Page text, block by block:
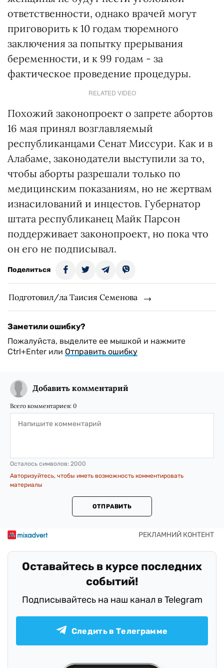
ответственности, однако врачей могут
приговорить к 10 годам тюремного
заключения за попытку прерывания
беременности, и к 99 годам - за
фактическое проведение процедуры.
RELATED VIDEO
Похожий законопроект о запрете абортов
16 мая принял возглавляемый
республиканцами Сенат Миссури. Как и в
Алабаме, законодатели выступили за то,
чтобы аборты разрешали только по
медицинским показаниям, но не жертвам
изнасилований и инцестов. Губернатор
штата республиканец Майк Парсон
поддерживает законопроект, но пока что
он его не подписывал.
Поделиться
Подготовил/ла Таисия Семенова
Заметили ошибку?
Пожалуйста, выделите ее мышкой и нажмите
Ctrl+Enter или Отправить ошибку
Добавить комментарий
Всего комментариев: 0
Осталось символов: 2000
Авторизуйтесь, чтобы иметь возможность комментировать
материалы
ОТПРАВИТЬ
Оставайтесь в курсе последних
событий!
Подписывайтесь на наш канал в Telegram
Следить в Телеграмме